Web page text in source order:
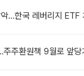
주환원책 9월로 앞당